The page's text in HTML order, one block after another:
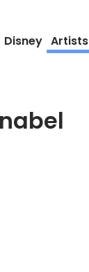
Disney Artists